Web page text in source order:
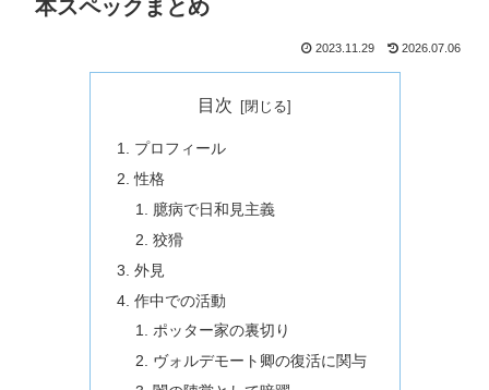
本スペックまとめ
2023.11.29 2026.07.06
目次
プロフィール
性格
臆病で日和見主義
狡猾
外見
作中での活動
ポッター家の裏切り
ヴォルデモート卿の復活に関与